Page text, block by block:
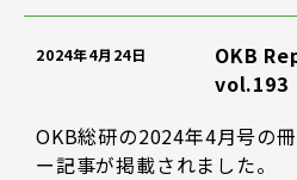
2024年4月24日
OKB
vol.193
OKB総研の2024年4月号の
ー記事が掲載されました。